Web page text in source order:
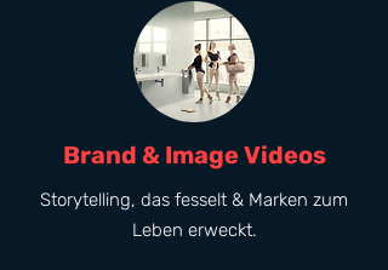
Brand & Image Videos
Storytelling, das fesselt & Marken zum
Leben erweckt.